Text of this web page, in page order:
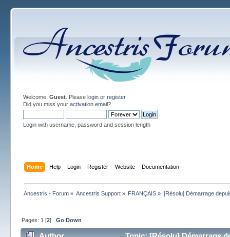
Welcome, Guest. Please loginor register.
Did you miss your activation email?
Login with username, password and session length
Home Help Login Register Website Documentation
Ancestris - Forum» Ancestris Support » FRANÇAIS » [Résolu] Démarrage
Pages: 1 [2] Go Down